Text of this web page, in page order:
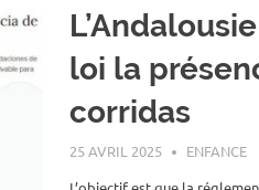
loi la
corridas
25 AVRIL 2025 ROGER
ENFANCE